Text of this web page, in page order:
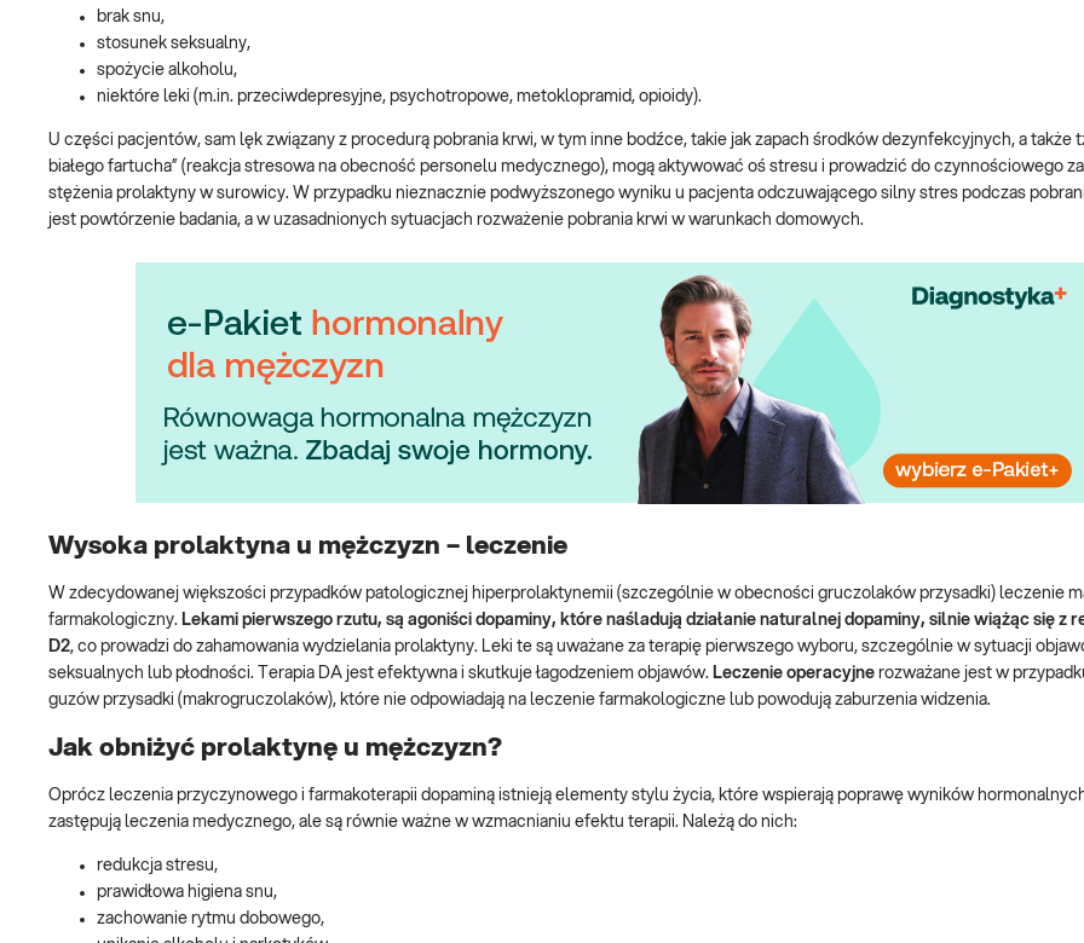
brak snu,
stosunek seksualny,
spożycie alkoholu,
niektóre leki (m.in. przeciwdepresyjne, psychotropowe, metoklopramid, opioidy).
U części pacjentów, sam lęk związany z procedurą pobrania krwi, w tym inne bodźce, takie jak zapach środków dezynfekcyjnych, a także
białego fartucha” (reakcja stresowa na obecność personelu medycznego), mogą aktywować oś stresu i prowadzić do czynnościowego
stężenia prolaktyny w surowicy. W przypadku nieznacznie podwyższonego wyniku u pacjenta odczuwającego silny stres podczas
jest powtórzenie badania, a w uzasadnionych sytuacjach rozważenie pobrania krwi w warunkach domowych.
Wysoka prolaktyna u mężczyzn – leczenie
W zdecydowanej większości przypadków patologicznej hiperprolaktynemii (szczególnie w obecności gruczolaków przysadki) leczenie
farmakologiczny. Lekami pierwszego rzutu, są agoniści dopaminy, które naśladują działanie naturalnej dopaminy, silnie wiążąc się z
D2, co prowadzi do zahamowania wydzielania prolaktyny. Leki te są uważane za terapię pierwszego wyboru, szczególnie w sytuacji
seksualnych lub płodności. Terapia DA jest efektywna i skutkuje łagodzeniem objawów. Leczenie operacyjne rozważane jest w
guzów przysadki (makrogruczolaków), które nie odpowiadają na leczenie farmakologiczne lub powodują zaburzenia widzenia.
Jak obniżyć prolaktynę u mężczyzn?
Oprócz leczenia przyczynowego i farmakoterapii dopaminą istnieją elementy stylu życia, które wspierają poprawę wyników
zastępują leczenia medycznego, ale są równie ważne w wzmacnianiu efektu terapii. Należą do nich:
redukcja stresu,
prawidłowa higiena snu,
zachowanie rytmu dobowego,